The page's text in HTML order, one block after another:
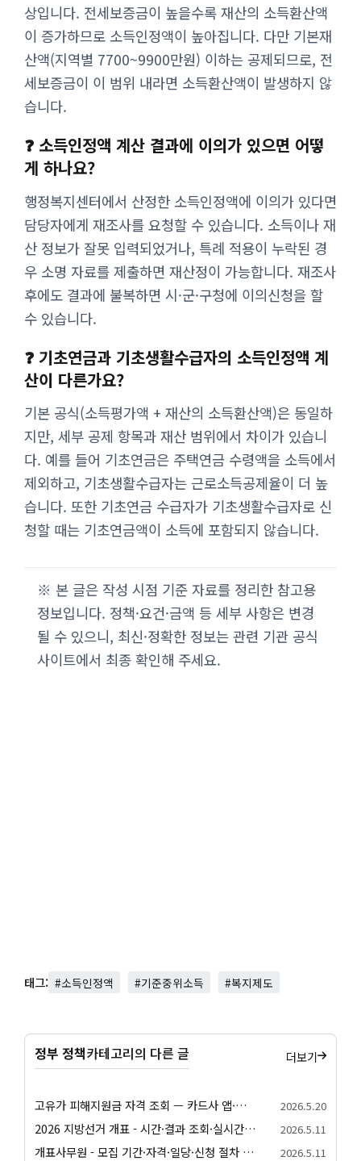
상입니다. 전세보증금이 높을수록 재산의 소득환산액
이 증가하므로 소득인정액이 높아집니다. 다만 기본재
산액(지역별 7700~9900만원) 이하는 공제되므로, 전
세보증금이 이 범위 내라면 소득환산액이 발생하지 않
습니다.
❓ 소득인정액 계산 결과에 이의가 있으면 어떻
게 하나요?
행정복지센터에서 산정한 소득인정액에 이의가 있다면
담당자에게 재조사를 요청할 수 있습니다. 소득이나 재
산 정보가 잘못 입력되었거나, 특례 적용이 누락된 경
우 소명 자료를 제출하면 재산정이 가능합니다. 재조사
후에도 결과에 불복하면 시·군·구청에 이의신청을 할
수 있습니다.
❓ 기초연금과 기초생활수급자의 소득인정액 계
산이 다른가요?
기본 공식(소득평가액 + 재산의 소득환산액)은 동일하
지만, 세부 공제 항목과 재산 범위에서 차이가 있습니
다. 예를 들어 기초연금은 주택연금 수령액을 소득에서
제외하고, 기초생활수급자는 근로소득공제율이 더 높
습니다. 또한 기초연금 수급자가 기초생활수급자로 신
청할 때는 기초연금액이 소득에 포함되지 않습니다.
※ 본 글은 작성 시점 기준 자료를 정리한 참고용
정보입니다. 정책·요건·금액 등 세부 사항은 변경
될 수 있으니, 최신·정확한 정보는 관련 기관 공식
사이트에서 최종 확인해 주세요.
태그: #소득인정액 #기준중위소득 #복지제도
정부 정책카테고리의 다른 글 더보기
고유가 피해지원금 자격 조회 — 카드사 앱·정부24·간편 자가진단 방법 정리 2026.5.20
2026 지방선거 개표 - 시간·결과 조회·실시간 확인 안내 2026.5.11
개표사무원 - 모집 기간·자격·일당·신청 절차 안내 2026.5.11